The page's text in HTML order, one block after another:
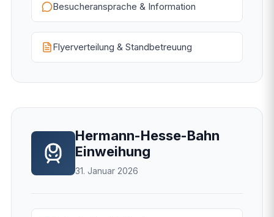
Besucheransprache & Information
Flyerverteilung & Standbetreuung
Hermann-Hesse-Bahn
Einweihung
31. Januar 2026